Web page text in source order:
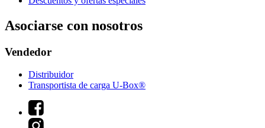
Asociarse con nosotros
Vendedor
Distribuidor
Transportista de carga U-Box®